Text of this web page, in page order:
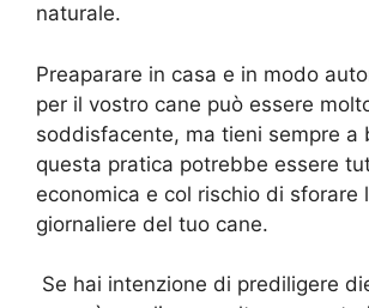
naturale.
Preaparare in casa e in modo
per il vostro cane può essere
soddisfacente, ma tieni sempre a
questa pratica potrebbe essere
economica e col rischio di sforare
giornaliere del tuo cane.
Se hai intenzione di prediligere